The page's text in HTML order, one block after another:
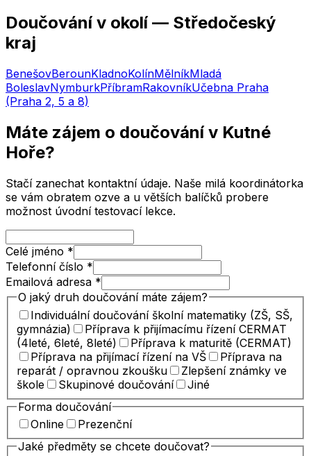
Doučování v okolí — Středočeský
kraj
BenešovBerounKladnoKolínMělníkMladá
BoleslavNymburkPříbramRakovníkUčebna Praha
(Praha 2, 5 a 8)
Máte zájem o doučovánív Kutné
Hoře?
Stačí zanechat kontaktní údaje. Naše milá koordinátorka
se vám obratem ozve a u větších balíčků probere
možnost úvodní testovací lekce.
Celé jméno *
Telefonní číslo *
Emailová adresa *
O jaký druh doučování máte zájem?
Individuální doučování školní matematiky (ZŠ, SŠ,
gymnázia)
Příprava k přijímacímu řízení CERMAT
(4leté, 6leté, 8leté)
Příprava k maturitě (CERMAT)
Příprava na přijímací řízení na VŠ
Příprava na
reparát / opravnou zkoušku
Zlepšení známky ve
škole
Skupinové doučování
Jiné
Forma doučování
Online
Prezenční
Jaké předměty se chcete doučovat?